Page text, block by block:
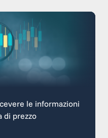
le informazioni
di prezzo